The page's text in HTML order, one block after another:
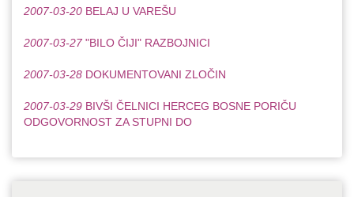
2007-03-20 BELAJ U VAREŠU
2007-03-27"BILO ČIJI" RAZBOJNICI
2007-03-28 DOKUMENTOVANI ZLOČIN
2007-03-29 BIVŠI ČELNICI HERCEG BOSNE PORIČU
ODGOVORNOST ZA STUPNI DO